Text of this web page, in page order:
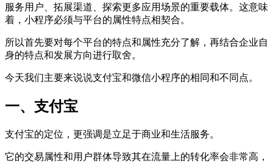
服务用户、拓展渠道、探索更多应用场景的重要载体。这意味
着，小程序必须与平台的属性特点相契合。
所以首先要对每个平台的特点和属性充分了解，再结合企业自
身的特点和发展方向进行取舍。
今天我们主要来说说支付宝和微信小程序的相同和不同点。
一、支付宝
支付宝的定位，更强调是立足于商业和生活服务。
它的交易属性和用户群体导致其在流量上的转化率会非常高，